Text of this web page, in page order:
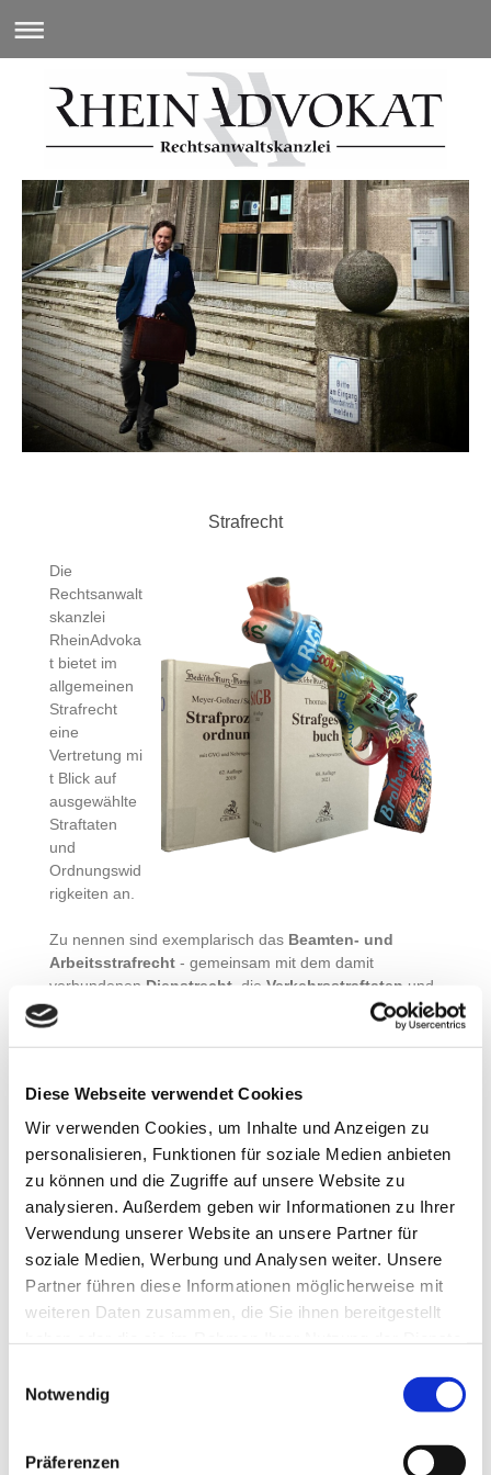
Diese Webseite verwendet Cookies
Wir verwenden Cookies, um Inhalte und Anzeigen zu
personalisieren, Funktionen für soziale Medien anbieten
zu können und die Zugriffe auf unsere Website zu
analysieren. Außerdem geben wir Informationen zu Ihrer
Verwendung unserer Website an unsere Partner für
soziale Medien, Werbung und Analysen weiter. Unsere
Partner führen diese Informationen möglicherweise mit
weiteren Daten zusammen, die Sie ihnen bereitgestellt
Notwendig
Präferenzen
Strafrecht
Die
Rechtsanwalt
skanzlei
RheinAdvoka
t bietet im
allgemeinen
Strafrecht
eine
Vertretung mi
t Blick auf
ausgewählte
Straftaten
und
Ordnungswid
rigkeiten an.
Zu nennen sind exemplarisch das Beamten- und
Arbeitsstrafrecht - gemeinsam mit dem damit
verbundenen Dienstrecht , die Verkehrsstraftaten und
die damit verbundenen
Ordnungswidrigkeitensowie
gewisse
. Darüber hinaus teilen wir
Ihr Ansprechpartner ist hierRechtsanwalt Dr. Luciano,
LL.M., der als Lehrbeauftragter für Strafrecht an der
Hochschule für Polizei und öffentliche Verwaltung NRW
unterrichtet. Außerdem hat er Rechtsreferendare beim
Landgericht Düsseldorf im Strafrecht ausgebildet
(Revisionsrecht).
Gerade aufgrund der jahrelangen Tätigkeit an der
Polizeihochschule, beraten und vertreten wir aus
Sollten Sie also ein strafrechtliches Problem haben,
Zeitpunkt im Ermittlungsverfahren. Der ideale Ablauf
gliedert sich wie folgt: